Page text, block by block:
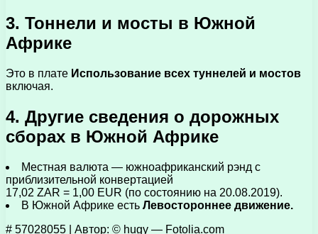
3. Тоннели и мосты в Южной
Африке
Это в плате Использование всех туннелей и мостов
включая.
4. Другие сведения о дорожных
сборах в Южной Африке
Местная валюта — южноафриканский рэнд с
приблизительной конвертацией
17,02 ZAR = 1,00 EUR (по состоянию на 20.08.2019).
В Южной Африке есть Левостороннее движение.
# 57028055 | Автор: © hugy — Fotolia.com